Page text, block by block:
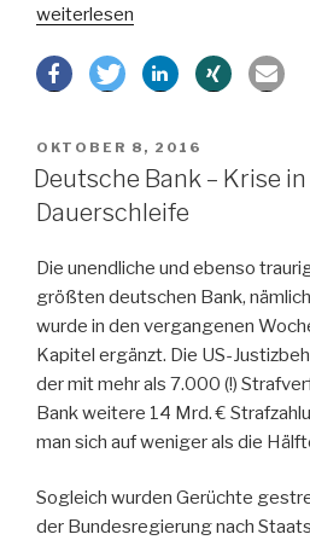
„Ahnungsloser
beim
weiterlesen
VERÖFFENTLICHT
AM
OKTOBER 8, 2016
Deutsche Bank – Krise
Dauerschleife
Die unendliche und ebenso
größten deutschen Bank,
wurde in den vergangenen
Kapitel ergänzt. Die US-
der mit mehr als 7.000 (!)
Bank weitere 14 Mrd. €
man sich auf weniger als die
Sogleich wurden Gerüchte
der Bundesregierung nach